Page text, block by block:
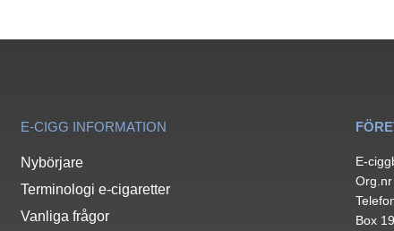
E-CIGG INFORMATION
Nybörjare
Terminologi e-cigaretter
Vanliga frågor
E-
Box